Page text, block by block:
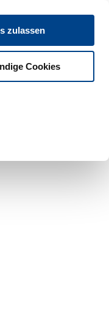
zulassen
Cookies